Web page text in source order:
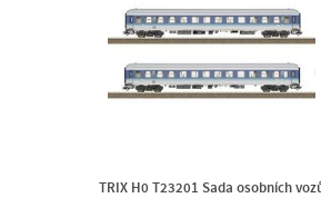
TRIX H0 T23201 Sada osobních